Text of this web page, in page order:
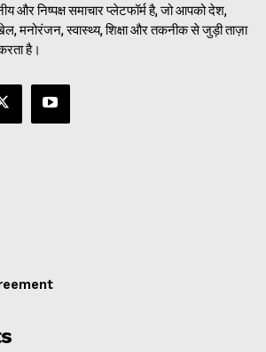
और निष्पक्ष समाचार प्लेटफॉर्म है, जो आपको देश,
खेल, मनोरंजन, स्वास्थ्य, शिक्षा और तकनीक से जुड़ी ताज़ा
है।